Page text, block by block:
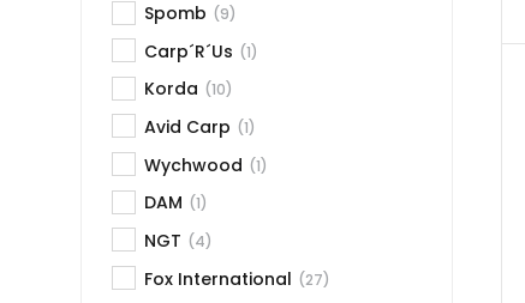
Spomb (9)
Carp´R´Us (1)
Korda (10)
Avid Carp (1)
Wychwood (1)
DAM (1)
NGT (4)
Fox International (27)